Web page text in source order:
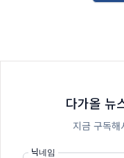
다가올 뉴
지금 구독해
닉네임